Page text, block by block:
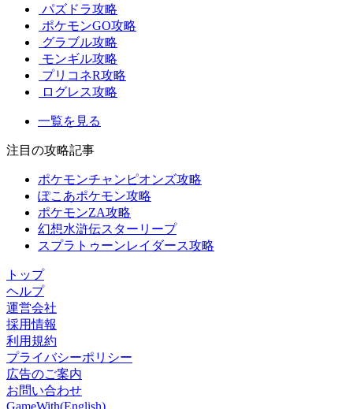
パズドラ攻略
ポケモンGO攻略
グラブル攻略
モンギル攻略
プリコネR攻略
ログレス攻略
一覧を見る
注目の攻略記事
ポケモンチャンピオンズ攻略
ぽこあポケモン攻略
ポケモンZA攻略
幻想水滸伝スターリープ
スプラトゥーンレイダース攻略
トップ
ヘルプ
運営会社
採用情報
利用規約
プライバシーポリシー
広告のご案内
お問い合わせ
GameWith(English)